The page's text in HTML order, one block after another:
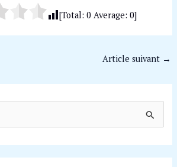
[Total: 0Average: 0]
Article suivant →